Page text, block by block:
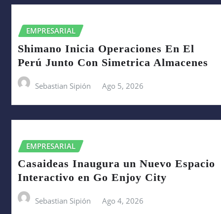
EMPRESARIAL
Shimano Inicia Operaciones En El
Perú Junto Con Simetrica Almacenes
Sebastian Sipión Ago 5, 2026
EMPRESARIAL
Casaideas Inaugura un Nuevo Espacio
Interactivo en Go Enjoy City
Sebastian Sipión Ago 4, 2026